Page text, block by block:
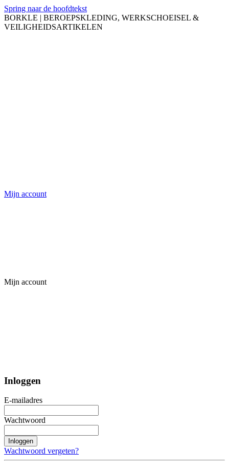
Spring naar de hoofdtekst
BORKLE | BEROEPSKLEDING, WERKSCHOEISEL &
VEILIGHEIDSARTIKELEN
Mijn account
Mijn account
Inloggen
E-mailadres
Wachtwoord
Inloggen
Wachtwoord vergeten?